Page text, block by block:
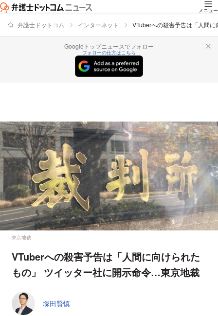
メニュー
弁護士ドットコム インターネット VTuberへの殺害予告は「人間
Googleトップニュースでフォロー
フォローの仕方はこちら
東京地裁
VTuberへの殺害予告は「人間に向けられた
もの」 ツイッター社に開示命令…東京地裁
塚田賢慎